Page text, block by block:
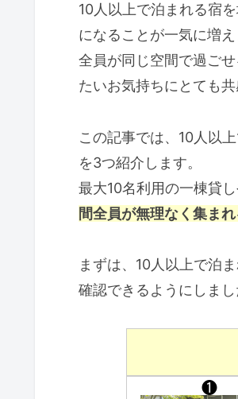
10人以上で泊まれる宿
になることが一気に増え
全員が同じ空間で過ご
たいお気持ちにとても共
この記事では、10人以
を3つ紹介します。
最大10名利用の一棟貸
間全員が無理なく集まれ
まずは、10人以上で泊
確認できるようにしまし
❶